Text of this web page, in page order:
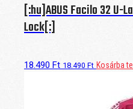
[:hu]ABUS Facilo 32 U-
Lock[:]
18.490 Ft 18.490 Ft Kosárba